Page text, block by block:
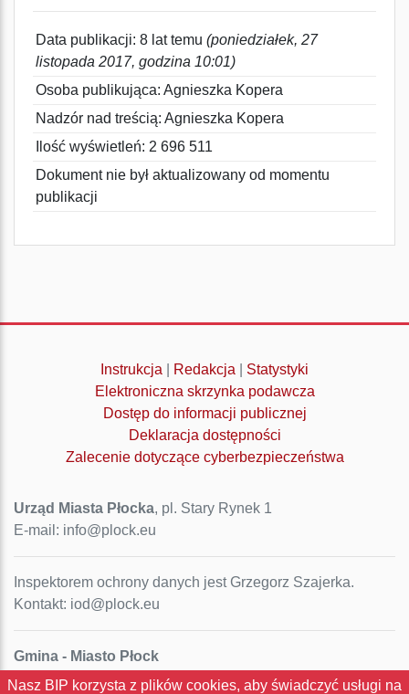
Data publikacji: 8 lat temu (poniedziałek, 27
listopada 2017, godzina 10:01)
Osoba publikująca: Agnieszka Kopera
Nadzór nad treścią: Agnieszka Kopera
Ilość wyświetleń: 2 696 511
Dokument nie był aktualizowany od momentu
publikacji
Instrukcja Redakcja
Statystyki
Elektroniczna skrzynka podawcza
Dostęp do informacji publicznej
Deklaracja dostępności
Zalecenie dotyczące cyberbezpieczeństwa
Urząd Miasta Płocka, pl. Stary Rynek 1
E-mail: info@plock.eu
Inspektorem ochrony danych jest Grzegorz Szajerka.
Kontakt: iod@plock.eu
Gmina - Miasto Płock
Pl. Stary Rynek 1
Nasz BIP korzysta z plików cookies, aby świadczyć usługi na